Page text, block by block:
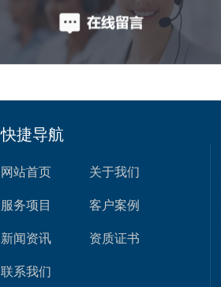
快捷导航
网站首页 关于我们
服务项目 客户案例
新闻资讯 资质证书
联系我们